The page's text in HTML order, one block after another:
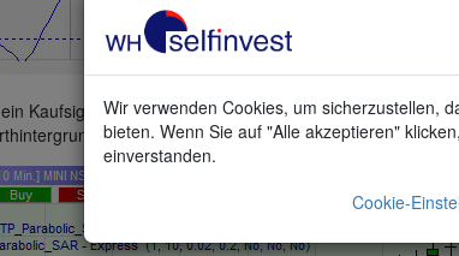
Kaufsignal (grünes Dreieck). Der Marktpreis schließt
ist grün, was darauf hinweist, dass der
Wir verwenden Cookies, um sicherzustellen,
bieten. Wenn Sie auf "Alle akzeptieren"
einverstanden.
Cookie-